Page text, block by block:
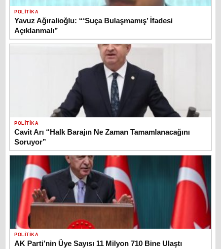
POLITIKA
Yavuz Ağıralioğlu: “‘Suça Bulaşmamış’ İfadesi
Açıklanmalı”
POLITIKA
Cavit Arı “Halk Barajın Ne Zaman Tamamlanacağını
Soruyor”
POLITIKA
AK Parti’nin Üye Sayısı 11 Milyon 710 Bine Ulaştı